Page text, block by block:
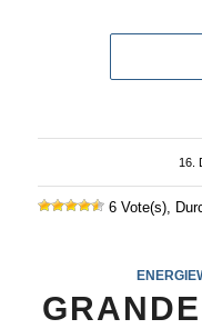
16.
6 Vote(s),